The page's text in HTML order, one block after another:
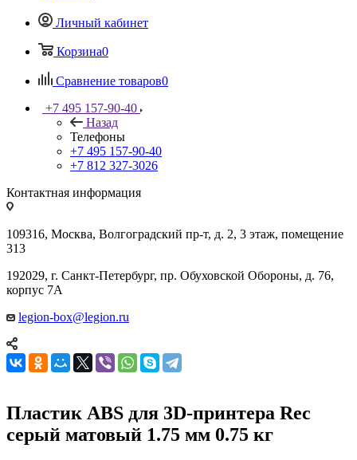
Личный кабинет
Корзина0
Сравнение товаров0
+7 495 157-90-40
Назад
Телефоны
+7 495 157-90-40
+7 812 327-3026
Контактная информация
109316, Москва, Волгоградский пр-т, д. 2, 3 этаж, помещение
313
192029, г. Санкт-Петербург, пр. Обуховской Обороны, д. 76,
корпус 7А
legion-box@legion.ru
Пластик ABS для 3D-принтера Rec
серый матовый 1.75 мм 0.75 кг